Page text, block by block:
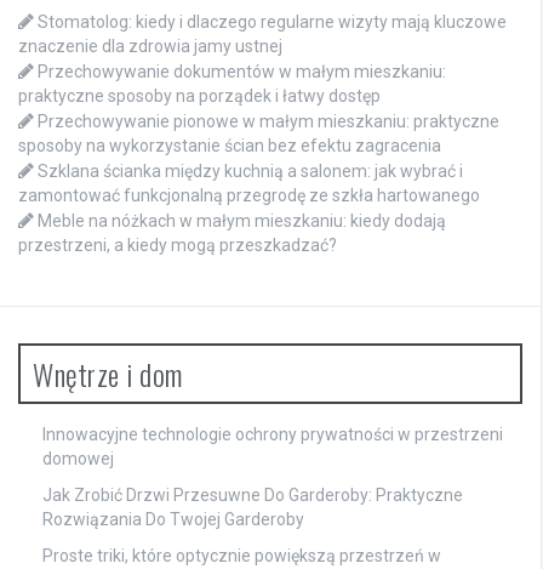
Stomatolog: kiedy i dlaczego regularne wizyty mają kluczowe
znaczenie dla zdrowia jamy ustnej
Przechowywanie dokumentów w małym mieszkaniu:
praktyczne sposoby na porządek i łatwy dostęp
Przechowywanie pionowe w małym mieszkaniu: praktyczne
sposoby na wykorzystanie ścian bez efektu zagracenia
Szklana ścianka między kuchnią a salonem: jak wybrać i
zamontować funkcjonalną przegrodę ze szkła hartowanego
Meble na nóżkach w małym mieszkaniu: kiedy dodają
przestrzeni, a kiedy mogą przeszkadzać?
Wnętrze i dom
Innowacyjne technologie ochrony prywatności w przestrzeni
domowej
Jak Zrobić Drzwi Przesuwne Do Garderoby: Praktyczne
Rozwiązania Do Twojej Garderoby
Proste triki, które optycznie powiększą przestrzeń w